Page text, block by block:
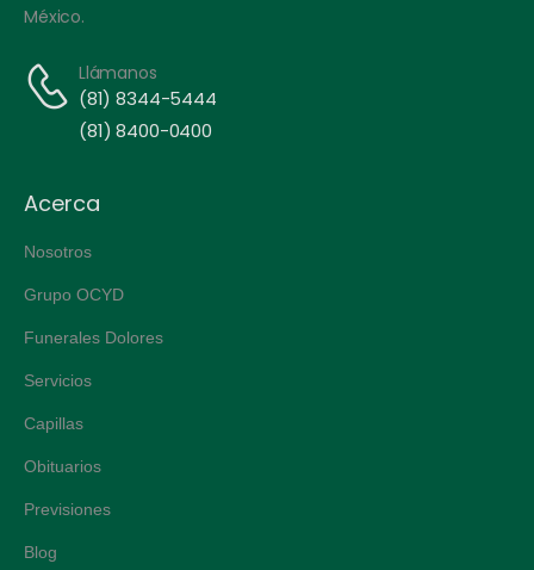
México.
Llámanos
(81) 8344-5444
(81) 8400-0400
Acerca
Nosotros
Grupo OCYD
Funerales Dolores
Servicios
Capillas
Obituarios
Previsiones
Blog